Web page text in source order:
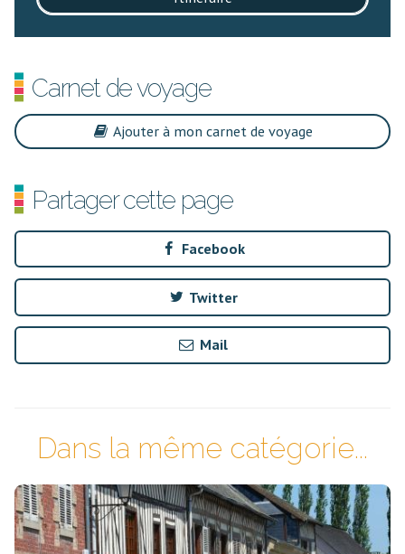
Carnet de voyage
Ajouter à mon carnet de voyage
Partager cette page
Facebook
Twitter
Mail
Dans la même catégorie...